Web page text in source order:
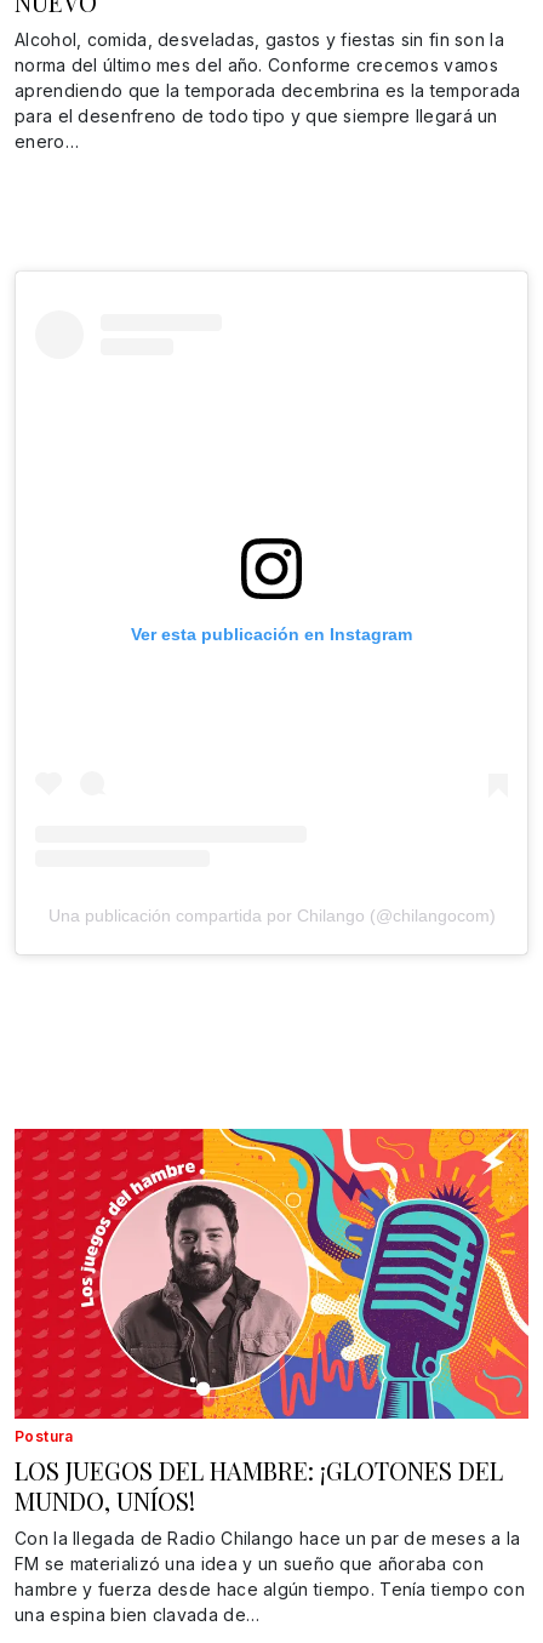
Alcohol, comida, desveladas, gastos y fiestas sin fin son la
norma del último mes del año. Conforme crecemos vamos
aprendiendo que la temporada decembrina es la temporada
para el desenfreno de todo tipo y que siempre llegará un
enero…
Ver esta publicación en Instagram
Una publicación compartida por Chilango (@chilangocom)
Postura
LOS JUEGOS DEL HAMBRE: ¡GLOTONES DEL
MUNDO, UNÍOS!
Con la llegada de Radio Chilango hace un par de meses a la
FM se materializó una idea y un sueño que añoraba con
hambre y fuerza desde hace algún tiempo. Tenía tiempo con
una espina bien clavada de…